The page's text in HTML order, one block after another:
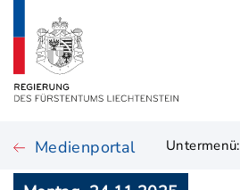
Medienportal Untermenü: